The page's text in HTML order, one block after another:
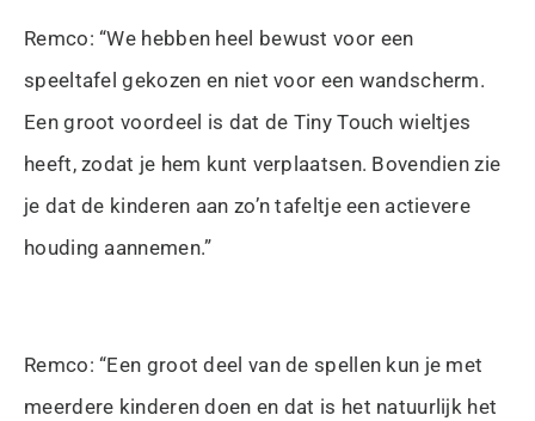
Remco: “We hebben heel bewust voor een
speeltafel gekozen en niet voor een wandscherm.
Een groot voordeel is dat de Tiny Touch wieltjes
heeft, zodat je hem kunt verplaatsen. Bovendien zie
je dat de kinderen aan zo’n tafeltje een actievere
houding aannemen.”
Remco: “Een groot deel van de spellen kun je met
meerdere kinderen doen en dat is het natuurlijk het